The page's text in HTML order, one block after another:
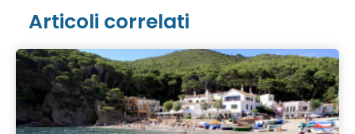
Articoli correlati